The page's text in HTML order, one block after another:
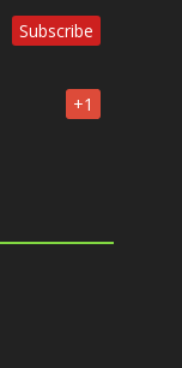
Subscribe
+1